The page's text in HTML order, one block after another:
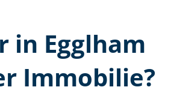
Egglham
Immobilie?